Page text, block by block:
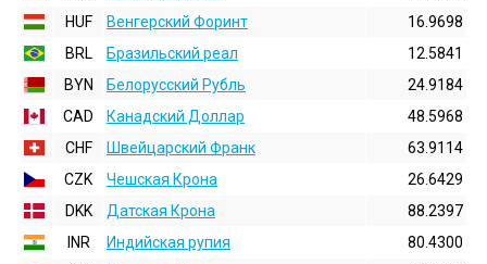
HUF
Венгерский Форинт
16.9698
BRL
Бразильский реал
12.5841
BYN
Белорусский Рубль
24.9184
CAD
Канадский Доллар
48.5968
CHF
Швейцарский Франк
63.9114
CZK
Чешская Крона
26.6429
DKK
Датская Крона
88.2397
INR
Индийская pупия
80.4300